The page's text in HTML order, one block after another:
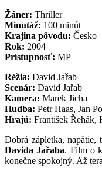
Žáner: Thriller
Minutáž: 100 minút
Krajina pôvodu: Česko
Rok: 2004
Prístupnosť: MP
Réžia: David Jařab
Scenár: David Jařab
Kamera: Marek Jicha
Hudba: Petr Haas, Jan
Hrajú: František Řehák,
Dobrá zápletka, napätie,
Davida Jařaba. Film o
konečne spokojný. Až